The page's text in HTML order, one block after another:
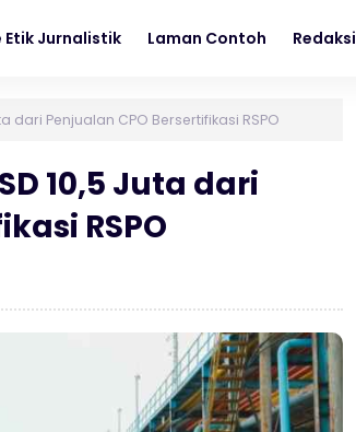
Etik Jurnalistik Laman Contoh Redaksi
dari Penjualan CPO Bersertifikasi RSPO
10,5 Juta dari
RSPO